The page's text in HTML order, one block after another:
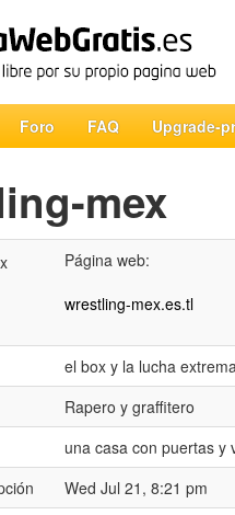
Foro FAQ Upgrade-
mex
Página web:
wrestling-mex.es.tl
el box y la lucha
Rapero y graffitero
una casa con puertas y
Wed Jul 21, 8:21 pm